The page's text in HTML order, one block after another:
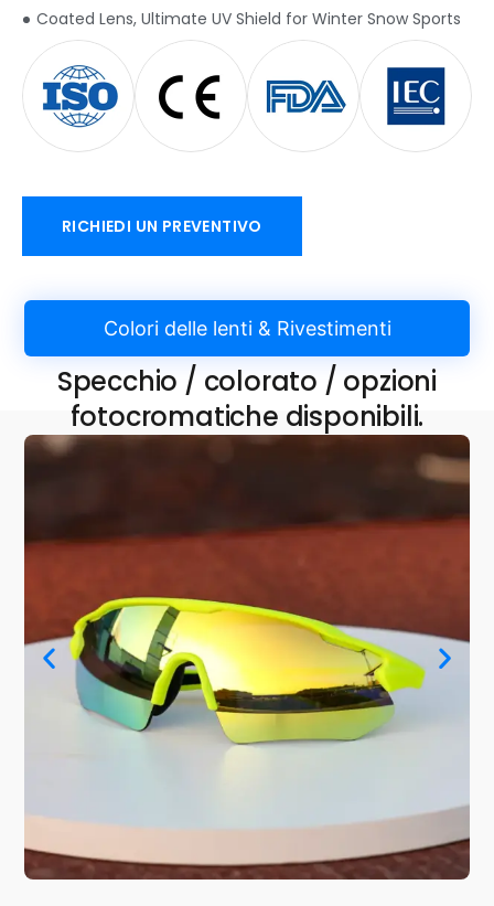
Coated Lens, Ultimate UV Shield for Winter Snow Sports
RICHIEDI UN PREVENTIVO
Colori delle lenti & Rivestimenti
Specchio / colorato / opzioni
fotocromatiche disponibili.